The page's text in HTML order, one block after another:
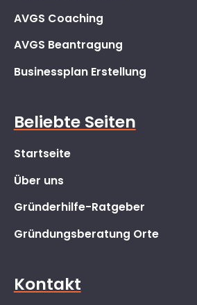
AVGS Coaching
AVGS Beantragung
Businessplan Erstellung
Beliebte Seiten
Startseite
Über uns
Gründerhilfe-Ratgeber
Gründungsberatung Orte
Kontakt